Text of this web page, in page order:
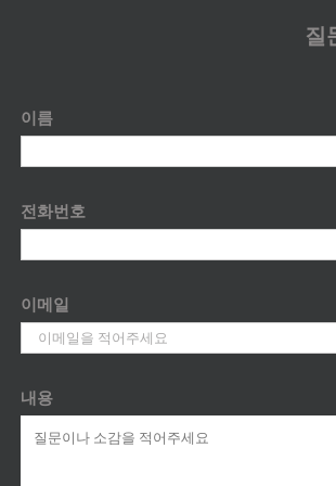
질
이름
전화번호
이메일
내용